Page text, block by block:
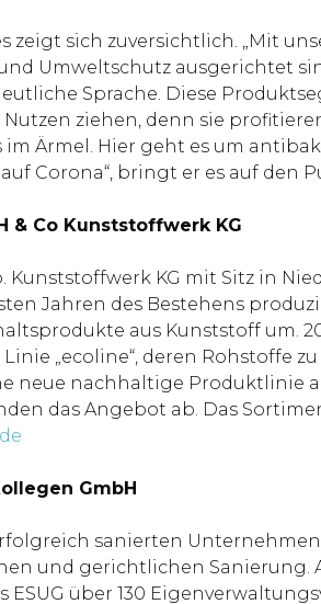
zeigt sich zuversichtlich. „Mit
Umweltschutz ausgerichtet
Sprache. Diese
ziehen, denn sie
im Ärmel. Hier geht es um
Corona“, bringt er es auf den
& Co Kunststoffwerk KG
Kunststoffwerk KG mit Sitz in
Jahren des Bestehens
aus Kunststoff um.
„ecoline“, deren Rohstoffe
neue nachhaltige Produktlinie
das Angebot ab. Das
GmbH
sanierten
und gerichtlichen Sanierung.
ESUG über 130